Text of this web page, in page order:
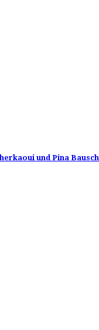
und Pina Bausch